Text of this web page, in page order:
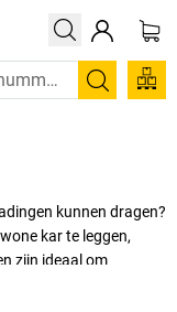
Zoeken
kunnen dragen?
kar te leggen,
zijn ideaal om
in alle formaten en